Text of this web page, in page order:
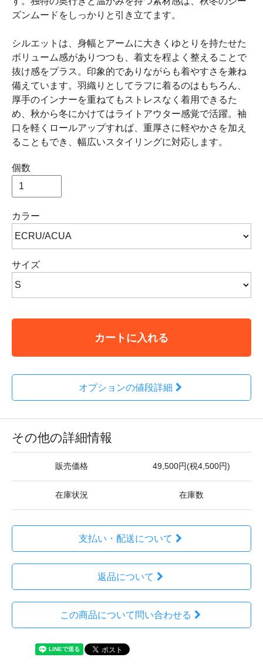
ズンムードをしっかりと引き立てます。
シルエットは、身幅とアームに大きくゆとりを持たせた
ボリューム感がありつつも、着丈を程よく整えることで
抜け感をプラス。印象的でありながらも着やすさを兼ね
備えています。羽織りとしてラフに着るのはもちろん、
厚手のインナーを重ねてもストレスなく着用できるた
め、秋から冬にかけてはライトアウター感覚で活躍。袖
口を軽くロールアップすれば、重厚さに軽やかさを加え
ることもでき、幅広いスタイリングに対応します。
個数
カラー
サイズ
カートに入れる
オプションの値段詳細
その他の詳細情報
販売価格 49,500円(税4,500円)
在庫状況 在庫数
支払い・配送について
返品について
この商品について問い合わせる